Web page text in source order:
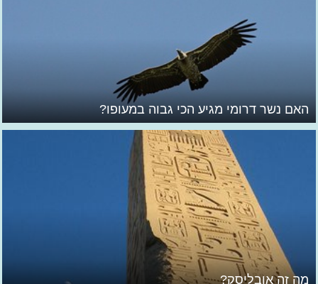
האם נשר דרומי מגיע הכי גבוה במעופו?
מה זה אובליסק?